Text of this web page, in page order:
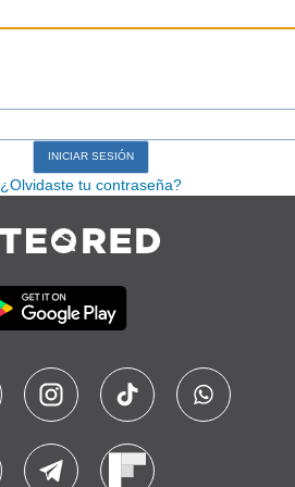
¿Olvidaste tu contraseña?